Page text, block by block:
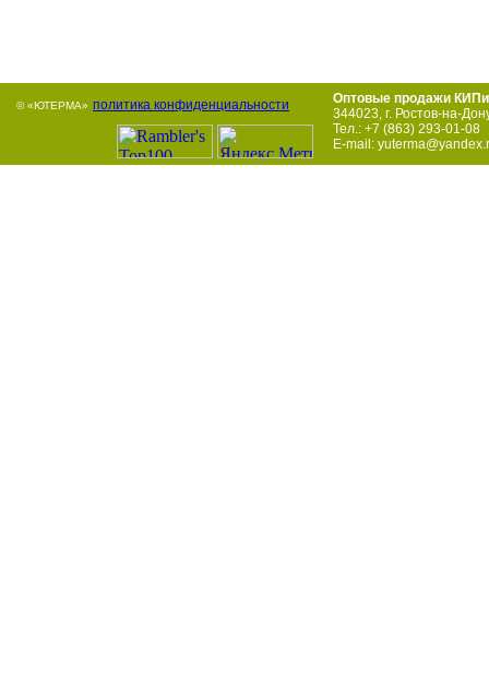
© «ЮТЕРМА» политика конфиденциальности
Оптовые продажи
344023, г. Ростов-на-
Тел.: +7 (863) 293-01-08
E-mail: